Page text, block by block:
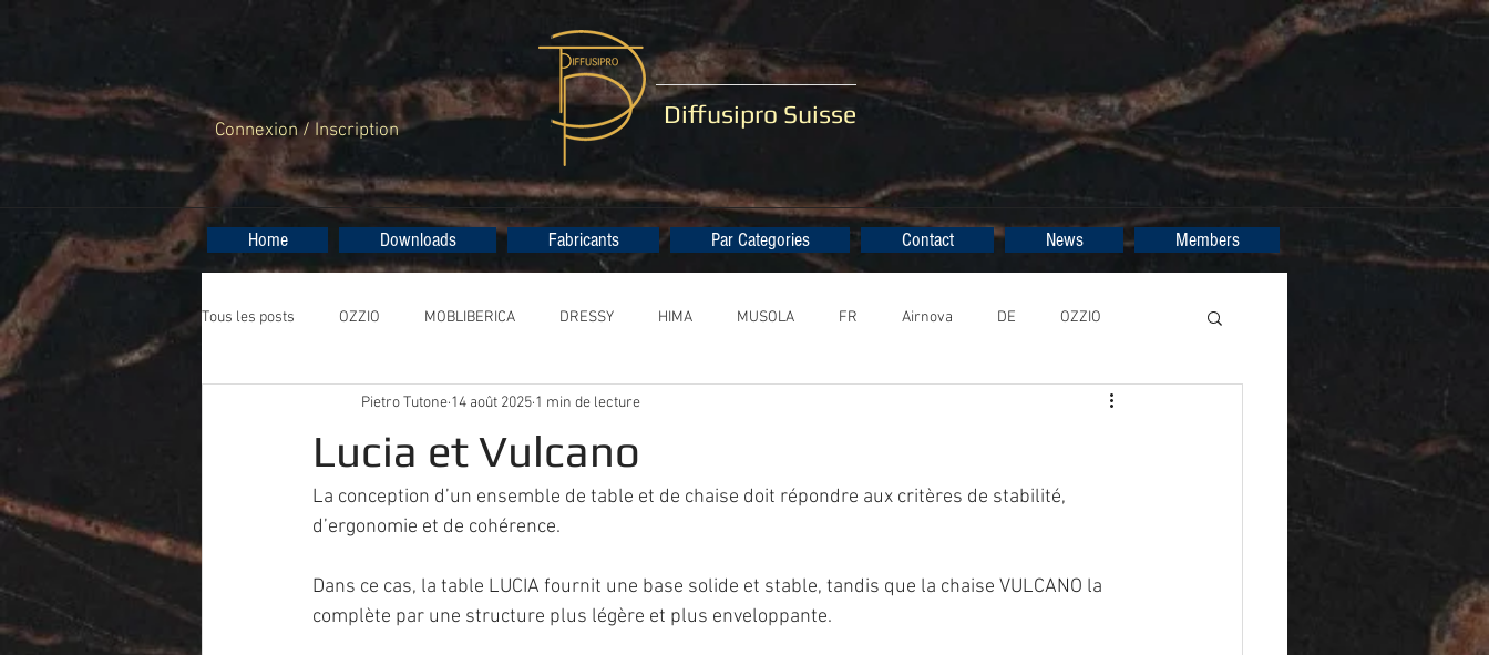
Connexion / Inscription
Diffusipro Suisse
Home Downloads Fabricants Par Categories Contact News Members
Tous les posts OZZIO MOBLIBERICA DRESSY HIMA MUSOLA FR Airnova DE OZZIO
Lucia et Vulcano
Pietro Tutone 14 août 2025 1 min de lecture
La conception d’un ensemble de table et de chaise doit répondre aux critères de stabilité,
d’ergonomie et de cohérence.
Dans ce cas, la table LUCIA fournit une base solide et stable, tandis que la chaise VULCANO la
complète par une structure plus légère et plus enveloppante.